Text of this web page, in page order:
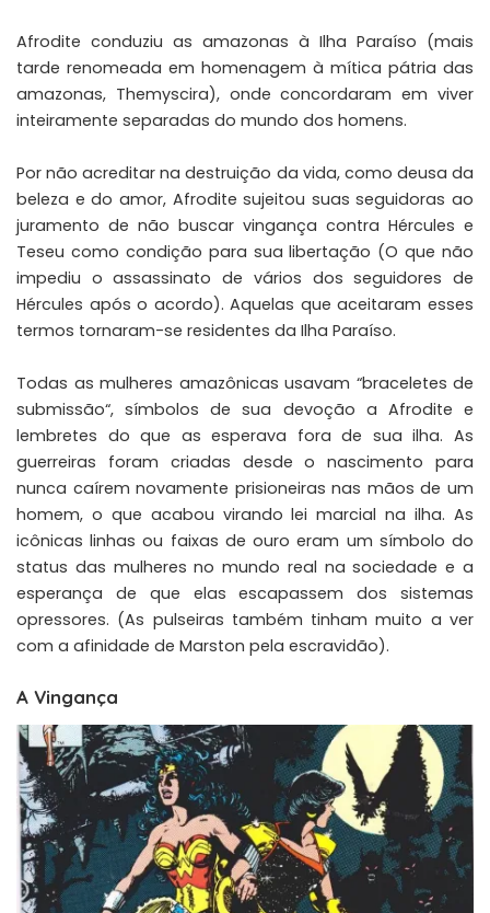
Afrodite conduziu as amazonas à Ilha Paraíso (mais
tarde renomeada em homenagem à mítica pátria das
amazonas, Themyscira), onde concordaram em viver
inteiramente separadas do mundo dos homens.
Por não acreditar na destruição da vida, como deusa da
beleza e do amor, Afrodite sujeitou suas seguidoras ao
juramento de não buscar vingança contra Hércules e
Teseu como condição para sua libertação (O que não
impediu o assassinato de vários dos seguidores de
Hércules após o acordo). Aquelas que aceitaram esses
termos tornaram-se residentes da Ilha Paraíso.
Todas as mulheres amazônicas usavam “braceletes de
submissão“, símbolos de sua devoção a Afrodite e
lembretes do que as esperava fora de sua ilha. As
guerreiras foram criadas desde o nascimento para
nunca caírem novamente prisioneiras nas mãos de um
homem, o que acabou virando lei marcial na ilha. As
icônicas linhas ou faixas de ouro eram um símbolo do
status das mulheres no mundo real na sociedade e a
esperança de que elas escapassem dos sistemas
opressores. (As pulseiras também tinham muito a ver
com a afinidade de Marston pela escravidão).
A Vingança